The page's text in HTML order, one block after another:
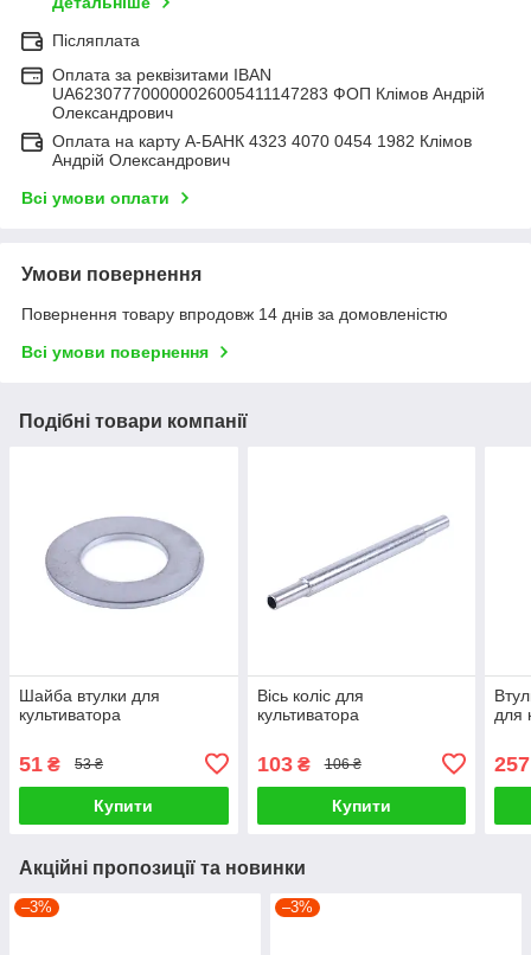
Післяплата
Оплата за реквізитами IBAN
UA623077700000026005411147283 ФОП Клімов Андрій
Олександрович
Оплата на карту А-БАНК 4323 4070 0454 1982 Клімов
Андрій Олександрович
Всі умови оплати
Умови повернення
Повернення товару впродовж 14 днів за домовленістю
Всі умови повернення
Подібні товари компанії
Шайба втулки для
культиватора
51 ₴ 53 ₴
Купити
Вісь коліс для
культиватора
103₴ 106 ₴
Купити
для
257
Акційні пропозиції та новинки
–3% –3%